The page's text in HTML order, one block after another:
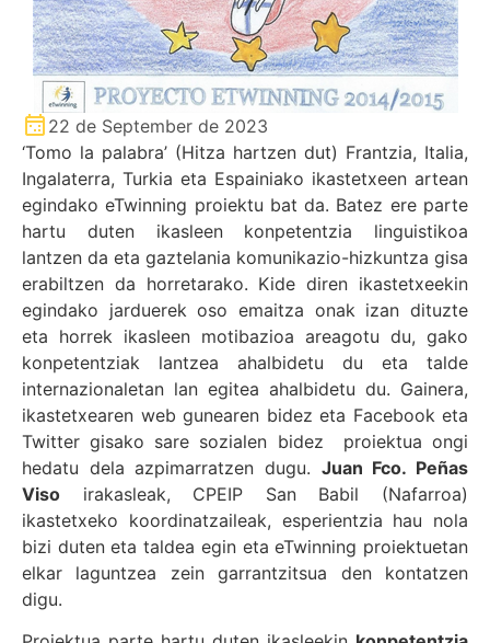
22 de September de 2023
‘Tomo la palabra’ (Hitza hartzen dut) Frantzia, Italia,
Ingalaterra, Turkia eta Espainiako ikastetxeen artean
egindako eTwinning proiektu bat da. Batez ere parte
hartu duten ikasleen konpetentzia linguistikoa
lantzen da eta gaztelania komunikazio-hizkuntza gisa
erabiltzen da horretarako. Kide diren ikastetxeekin
egindako jarduerek oso emaitza onak izan dituzte
eta horrek ikasleen motibazioa areagotu du, gako
konpetentziak lantzea ahalbidetu du eta talde
internazionaletan lan egitea ahalbidetu du. Gainera,
ikastetxearen web gunearen bidez eta Facebook eta
Twitter gisako sare sozialen bidez proiektua ongi
hedatu dela azpimarratzen dugu. Juan Fco. Peñas
Viso irakasleak, CPEIP San Babil (Nafarroa)
ikastetxeko koordinatzaileak, esperientzia hau nola
bizi duten eta taldea egin eta eTwinning proiektuetan
elkar laguntzea zein garrantzitsua den kontatzen
digu.